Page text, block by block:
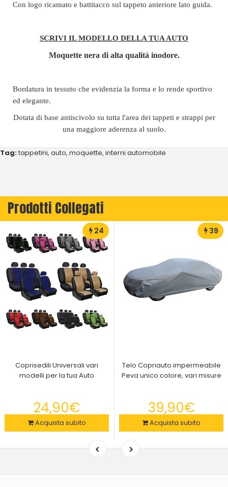
Con logo ricamato e battitacco sul tappeto anteriore lato guida.
SCRIVI IL MODELLO DELLA TUA AUTO
Moquette nera di alta qualità inodore.
Bordatura in tessuto che evidenzia la forma e lo rende sportivo
ed elegante.
Dotata di base antiscivolo su tutta l'area dei tappeti e strappi per
una maggiore aderenza al suolo.
Tag:tappetini, auto, moquette, interni automobile
Prodotti Collegati
24
Coprisedili Universali vari
modelli per la tua Auto
24,90€
Acquista subito
39
Telo Copriauto impermeabile
Peva unico colore, vari misure
39,90€
Acquista subito